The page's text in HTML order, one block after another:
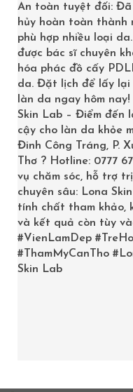
Chiết xuất súp lơ :
mụn, Giảm viêm nhiễm.
Peptide : Tăng độ
Vitamin B5, B6, B12, K2.
Công dụng:
Khả năngdưỡng ẩm
tăng độ đàn
da.
Peptide và chiết xuất
quả.
Cung cấp độ ẩm, tăng
An toàn tuyệt đối: Đã
hủy hoàn toàn thành
phù hợp nhiều loại
được bác sĩ chuyên
hóa phác đồ cấy
da. Đặt lịch để lấy lại
làn da ngay hôm
Skin Lab – Điểm đến
cậy cho làn da khỏe
Đinh Công Tráng, P.
Thơ ? Hotline: 0777
vụ chăm sóc, hỗ trợ
chuyên sâu: Lona
tính chất tham khảo,
và kết quả còn tùy
#VienLamDep
#ThamMyCanTho
Skin Lab